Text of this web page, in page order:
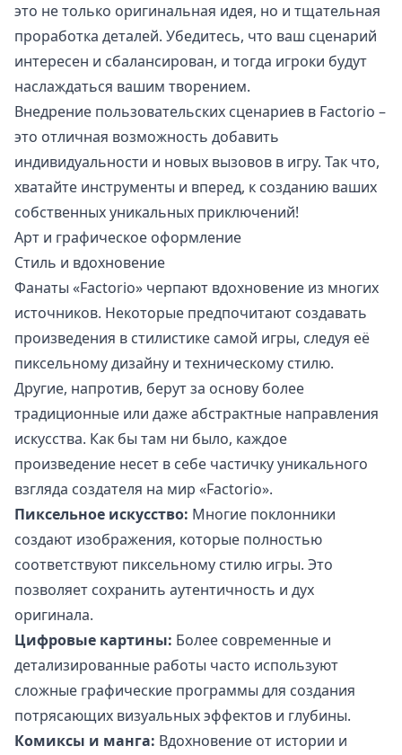
это не только оригинальная идея, но и тщательная
проработка деталей. Убедитесь, что ваш сценарий
интересен и сбалансирован, и тогда игроки будут
наслаждаться вашим творением.
Внедрение пользовательских сценариев в Factorio –
это отличная возможность добавить
индивидуальности и новых вызовов в игру. Так что,
хватайте инструменты и вперед, к созданию ваших
собственных уникальных приключений!
Арт и графическое оформление
Стиль и вдохновение
Фанаты «Factorio» черпают вдохновение из многих
источников. Некоторые предпочитают создавать
произведения в стилистике самой игры, следуя её
пиксельному дизайну и техническому стилю.
Другие, напротив, берут за основу более
традиционные или даже абстрактные направления
искусства. Как бы там ни было, каждое
произведение несет в себе частичку уникального
взгляда создателя на мир «Factorio».
Пиксельное искусство: Многие поклонники
создают изображения, которые полностью
соответствуют пиксельному стилю игры. Это
позволяет сохранить аутентичность и дух
оригинала.
Цифровые картины: Более современные и
детализированные работы часто используют
сложные графические программы для создания
потрясающих визуальных эффектов и глубины.
Комиксы и манга: Вдохновение от истории и